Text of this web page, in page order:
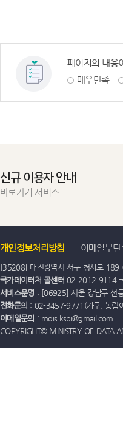
페이지의 내용
매우만족
신규 이용자 안내
바로가기 서비스
개인정보처리방침 이메일무
[35208] 대전광역시 서구 청사로 189
국가데이터처 콜센터 02-2012-9114
서비스운영 : [06925] 서울 강남구 선
전화문의 : 02-3457-9771(가구, 농림
이메일문의 : mdis.kspi@gmail.com
COPYRIGHT© MINISTRY OF DATA